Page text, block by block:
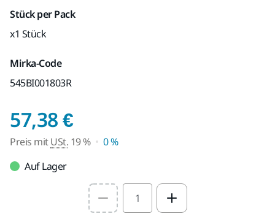
Stück per Pack
x1 Stück
Mirka-Code
545BI001803R
57,38 €Preis mit USt. 19 %
Preis mitUSt. 19 %
0 %
Auf Lager
Select quantity value